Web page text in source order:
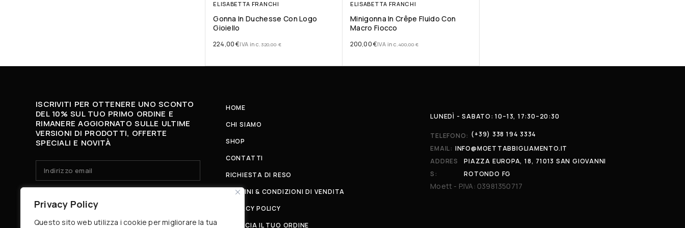
Privacy Policy
Questo sito web utilizza i cookie per migliorare la tua
ELISABETTA FRANCHI
Gonna In Duchesse Con Logo
Gioiello
320,00€
224,00€IVA inc.
ELISABETTA FRANCHI
Minigonna In Crêpe Fluido Con
Macro Fiocco
400,00€
200,00€IVA inc.
ISCRIVITI PER OTTENERE UNO SCONTO
DEL 10% SUL TUO PRIMO ORDINE E
RIMANERE AGGIORNATO SULLE ULTIME
VERSIONI DI PRODOTTI, OFFERTE
SPECIALI E NOVITÀ
HOME
CHI SIAMO
SHOP
CONTATTI
RICHIESTA DI RESO
TERMINI & CONDIZIONI DI VENDITA
PRIVACY POLICY
TRACCIA IL TUO ORDINE
LUNEDÌ - SABATO: 10–13, 17:30–20:30
TELEFONO: (+39) 338 194 3334
EMAIL: INFO@MOETTABBIGLIAMENTO.IT
ADDRES
S:
PIAZZA EUROPA, 18, 71013 SAN GIOVANNI
ROTONDO FG
Moett - P.IVA: 03981350717